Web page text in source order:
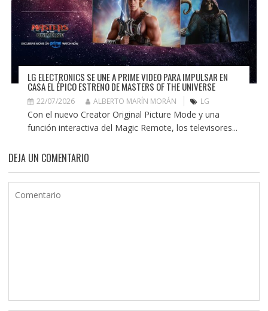
LG ELECTRONICS SE UNE A PRIME VIDEO PARA IMPULSAR EN
CASA EL ÉPICO ESTRENO DE MASTERS OF THE UNIVERSE
22/07/2026 ALBERTO MARÍN MORÁN LG
Con el nuevo Creator Original Picture Mode y una
función interactiva del Magic Remote, los televisores...
DEJA UN COMENTARIO